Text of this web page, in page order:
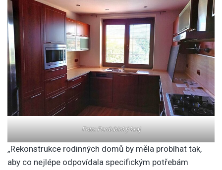
Foto: Pardubický kraj
„Rekonstrukce rodinných domů by měla probíhat tak,
aby co nejlépe odpovídala specifickým potřebám